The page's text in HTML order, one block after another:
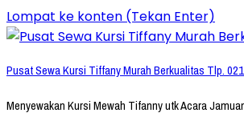
Lompat ke konten (Tekan Enter)
Pusat Sewa Kursi Tiffany Murah Berkualitas Tlp.
Menyewakan Kursi Mewah Tifanny utk Acara